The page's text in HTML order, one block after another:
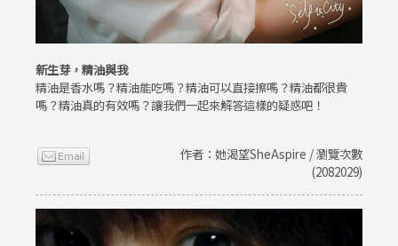
新生芽，精油與我
精油是香水嗎？精油能吃嗎？精油可以直接擦嗎？精油都很貴
嗎？精油真的有效嗎？讓我們一起來解答這樣的疑惑吧！
作者：她渴望SheAspire / 瀏覽次數
(2082029)